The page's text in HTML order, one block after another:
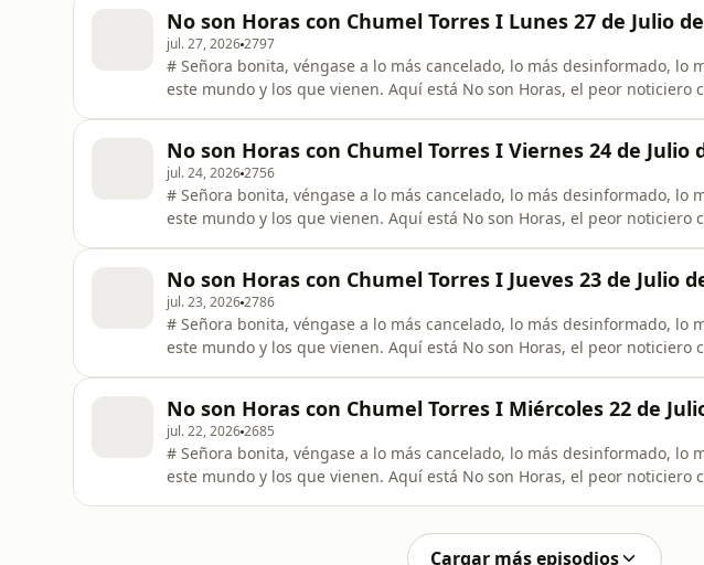
No son Horas con Chumel Torres I Lunes 27 de Julio
jul. 27, 20262797
# Señora bonita, véngase a lo más cancelado, lo más desinformado, lo
este mundo y los que vienen. Aquí está No son Horas, el peor noticiero
No son Horas con Chumel Torres I Viernes 24 de Julio
jul. 24, 20262756
# Señora bonita, véngase a lo más cancelado, lo más desinformado, lo
este mundo y los que vienen. Aquí está No son Horas, el peor noticiero
No son Horas con Chumel Torres I Jueves 23 de Julio
jul. 23, 20262786
# Señora bonita, véngase a lo más cancelado, lo más desinformado, lo
este mundo y los que vienen. Aquí está No son Horas, el peor noticiero
No son Horas con Chumel Torres I Miércoles 22 de
jul. 22, 20262685
# Señora bonita, véngase a lo más cancelado, lo más desinformado, lo
este mundo y los que vienen. Aquí está No son Horas, el peor noticiero
Cargar más episodios